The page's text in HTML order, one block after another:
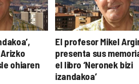
ohiaren
El profesor Mikel
presenta sus
el libro ‘Neronek bizi
izandakoa’